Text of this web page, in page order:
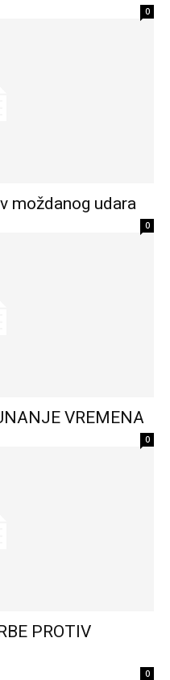
0
moždanog udara
0
VREMENA
0
PROTIV
0